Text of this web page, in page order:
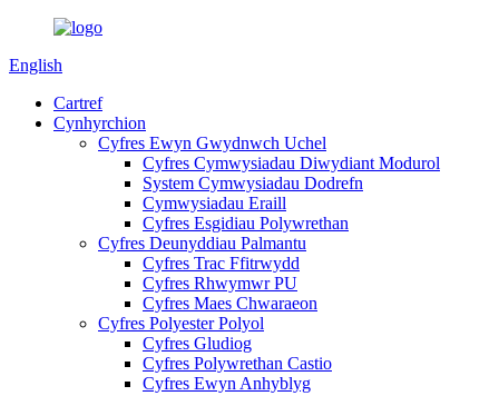
English
Cartref
Cynhyrchion
Cyfres Ewyn Gwydnwch Uchel
Cyfres Cymwysiadau Diwydiant Modurol
System Cymwysiadau Dodrefn
Cymwysiadau Eraill
Cyfres Esgidiau Polywrethan
Cyfres Deunyddiau Palmantu
Cyfres Trac Ffitrwydd
Cyfres Rhwymwr PU
Cyfres Maes Chwaraeon
Cyfres Polyester Polyol
Cyfres Gludiog
Cyfres Polywrethan Castio
Cyfres Ewyn Anhyblyg